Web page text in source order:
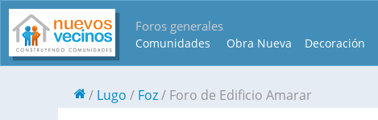
Foros generales
Comunidades Obra Nueva Decoración
Lugo Foz Foro de Edificio Amarar